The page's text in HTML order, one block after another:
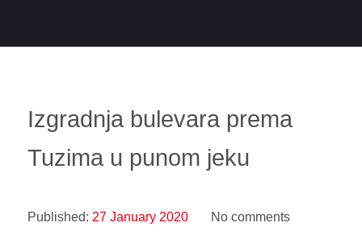
Izgradnja bulevara prema
Tuzima u punom jeku
Published: 27 January 2020
No comments